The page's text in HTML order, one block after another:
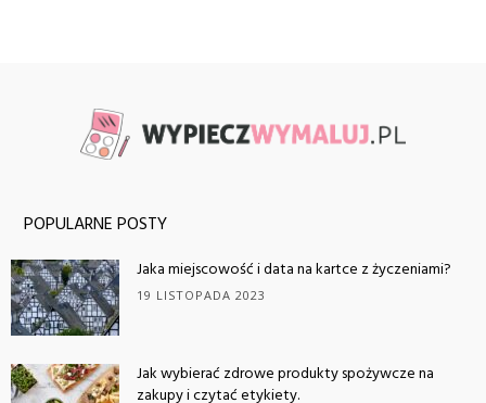
POPULARNE POSTY
Jaka miejscowość i data na kartce z życzeniami?
19 LISTOPADA 2023
Jak wybierać zdrowe produkty spożywcze na
zakupy i czytać etykiety.